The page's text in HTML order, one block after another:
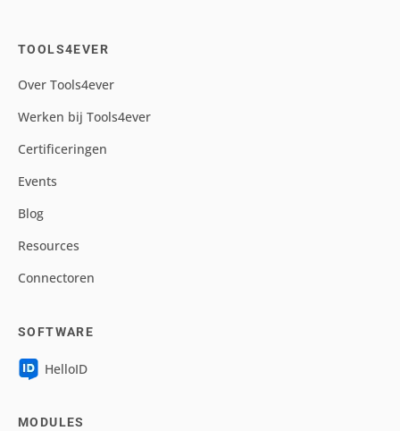
TOOLS4EVER
Over Tools4ever
Werken bij Tools4ever
Certificeringen
Events
Blog
Resources
Connectoren
SOFTWARE
HelloID
MODULES